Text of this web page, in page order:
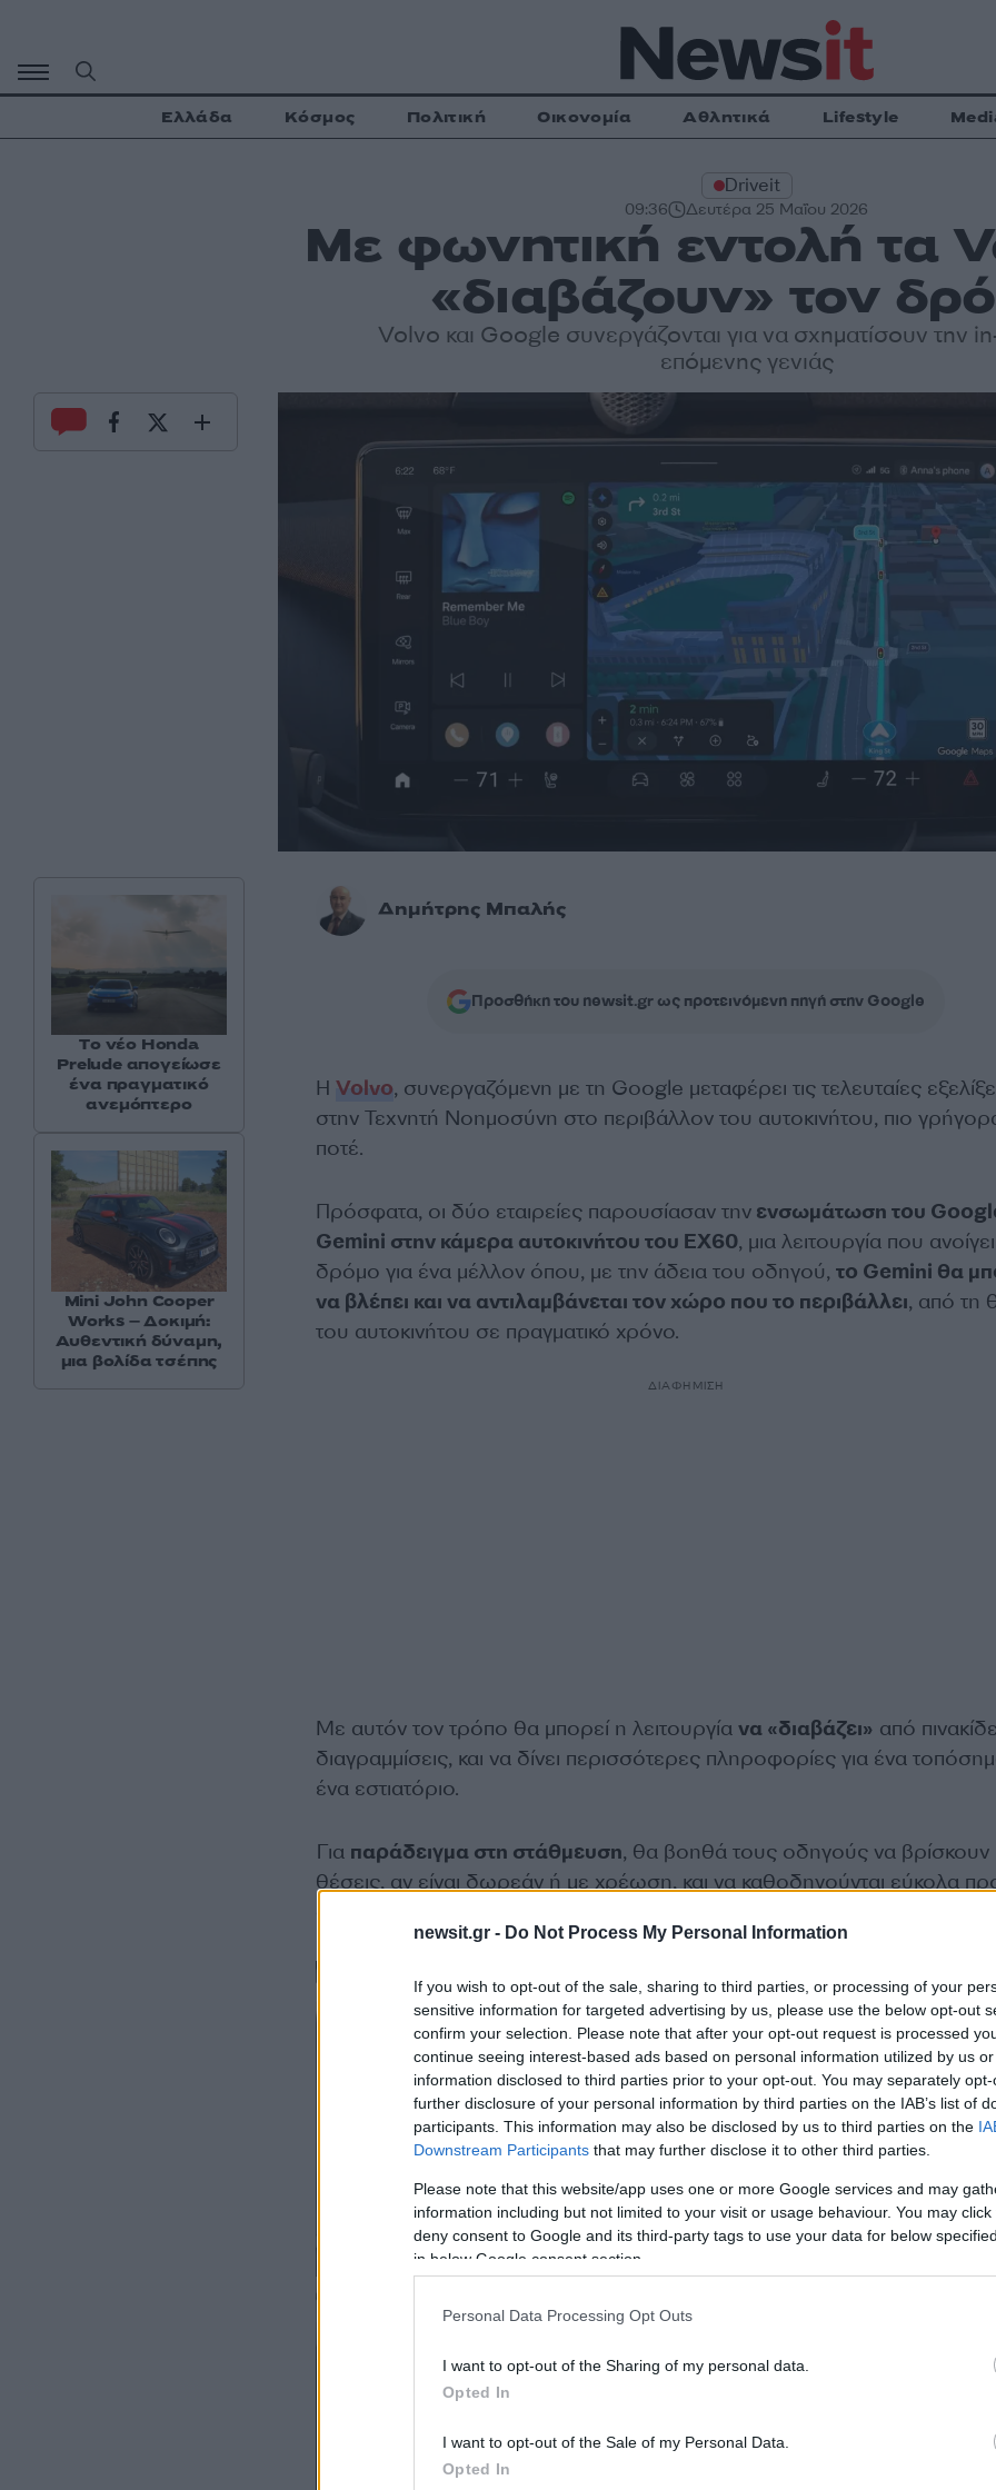
newsit.gr - Do Not Process My Personal Information
If you wish to opt-out of the sale, sharing to third parties, or processing of your
sensitive information for targeted advertising by us, please use the below opt-out
confirm your selection. Please note that after your opt-out request is processed
continue seeing interest-based ads based on personal information utilized by us
information disclosed to third parties prior to your opt-out. You may separately
further disclosure of your personal information by third parties on the IAB’s list of
participants. This information may also be disclosed by us to third parties on the
Downstream Participants that may further disclose it to other third parties.
Please note that this website/app uses one or more Google services and may
information including but not limited to your visit or usage behaviour. You may
deny consent to Google and its third-party tags to use your data for below
in below Google consent section.
Personal Data Processing Opt Outs
I want to opt-out of the Sharing of my personal data.
Opted In
I want to opt-out of the Sale of my Personal Data.
Opted In
περιεχόμενο
Ελλάδα Κόσμος Πολιτική Οικονομία Αθλητικά Lifestyle
Driveit
09:36 Δευτέρα 25 Μαΐου 2026
Με φωνητική εντολή τα
«διαβάζουν» τον
Volvo και Google συνεργάζονται για να σχηματίσουν την
επόμενης γενιάς
Δημήτρης Μπαλής
Προσθήκη του newsit.gr ως προτεινόμενη πηγή στην Google
Η Volvo, συνεργαζόμενη με τη Google μεταφέρει τις τελευταίες
στην Τεχνητή Νοημοσύνη στο περιβάλλον του αυτοκινήτου, πιο
ποτέ.
Πρόσφατα, οι δύο εταιρείες παρουσίασαν τηνενσωμάτωση του
Gemini στην κάμερα αυτοκινήτου του EX60, μια λειτουργία που
δρόμο για ένα μέλλον όπου, με την άδεια του οδηγού, το Gemini θα
να βλέπει και να αντιλαμβάνεται τον χώρο που το περιβάλλει, από τη
του αυτοκινήτου σε πραγματικό χρόνο.
ΔΙΑΦΗΜΙΣΗ
Με αυτόν τον τρόπο θα μπορεί η λειτουργία να «διαβάζει» από
διαγραμμίσεις, και να δίνει περισσότερες πληροφορίες για ένα
ένα εστιατόριο.
Για παράδειγμα στη στάθμευση, θα βοηθά τους οδηγούς να βρίσκουν
θέσεις, αν είναι δωρεάν ή με χρέωση, και να καθοδηγούνται εύκολα
Tο νέο Honda
Prelude απογείωσε
ένα πραγματικό
ανεμόπτερο
Mini John Cooper
Works – Δοκιμή:
Αυθεντική δύναμη,
μια βολίδα τσέπης